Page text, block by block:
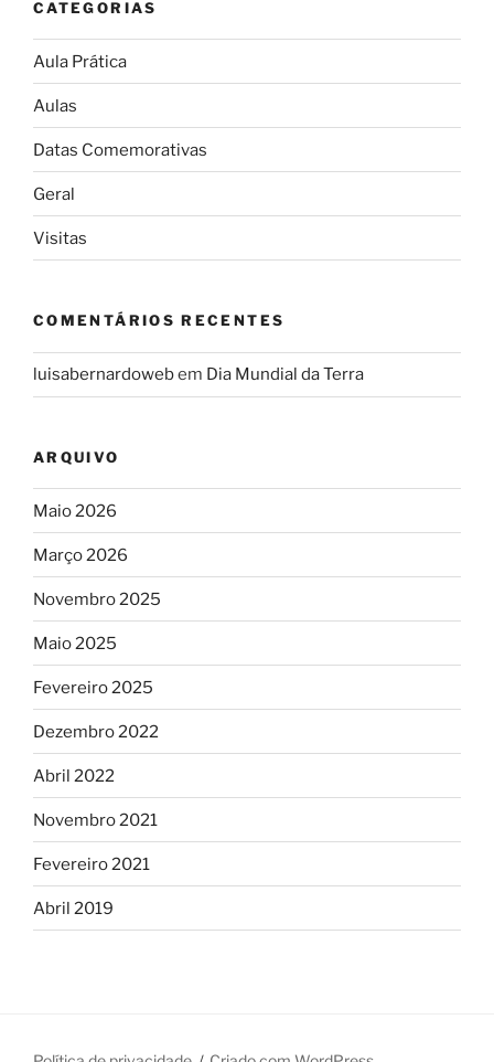
CATEGORIAS
Aula Prática
Aulas
Datas Comemorativas
Geral
Visitas
COMENTÁRIOS RECENTES
luisabernardowebem Dia Mundial da Terra
ARQUIVO
Maio 2026
Março 2026
Novembro 2025
Maio 2025
Fevereiro 2025
Dezembro 2022
Abril 2022
Novembro 2021
Fevereiro 2021
Abril 2019